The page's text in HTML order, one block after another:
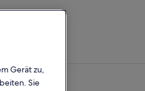
Gerät zu,
Sie